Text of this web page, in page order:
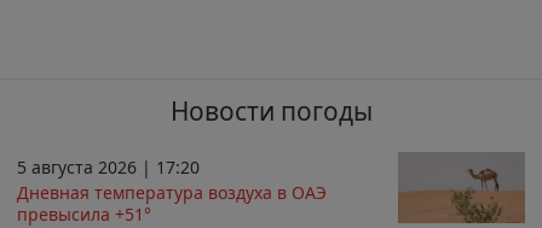
Новости погоды
5 августа 2026 | 17:20
Дневная температура воздуха в ОАЭ
превысила +51°